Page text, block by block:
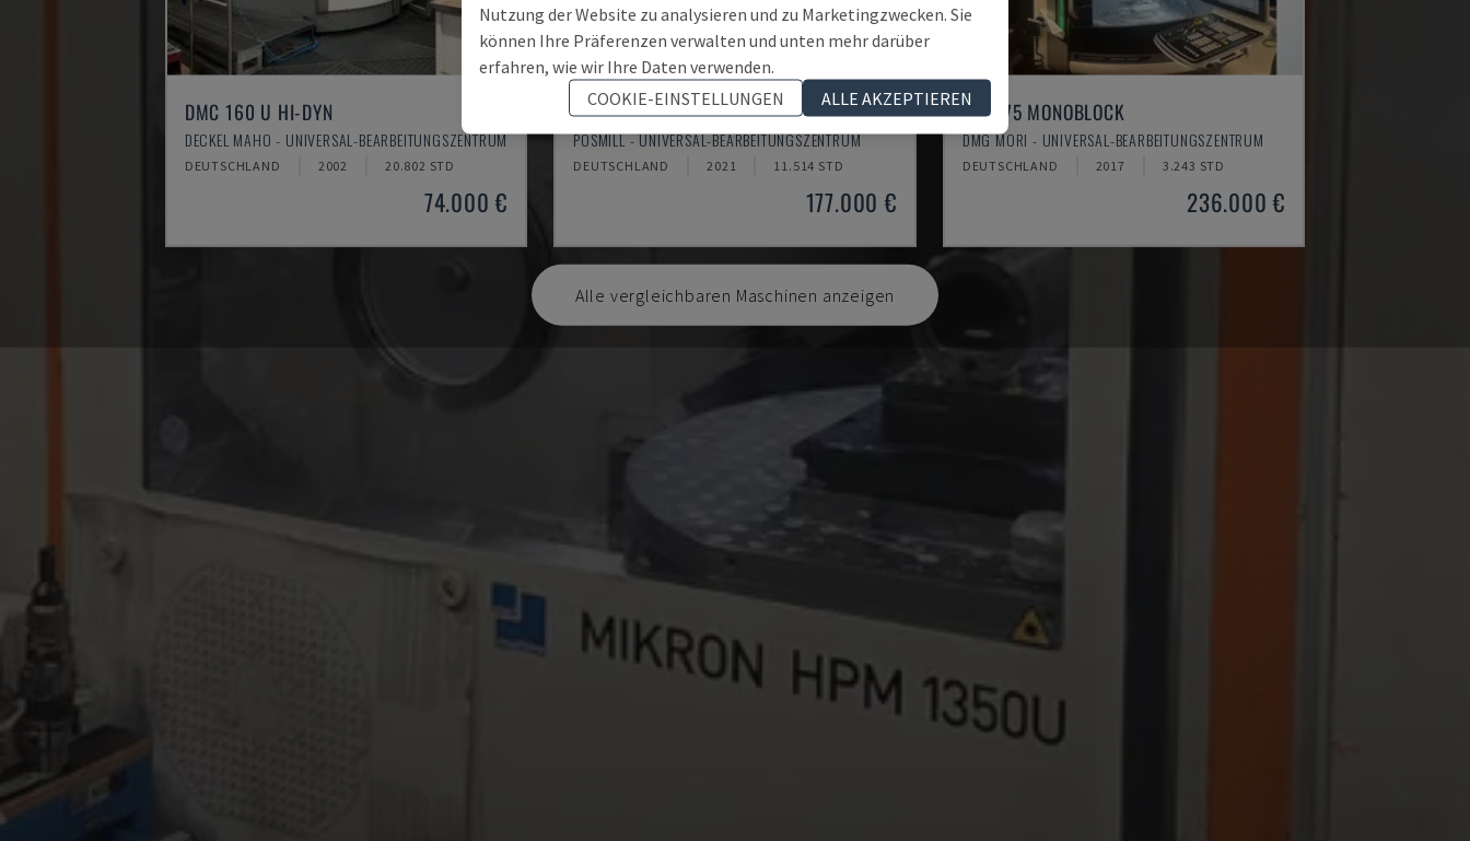
DMC 160 U HI-DYN
DECKEL MAHO - UNIVERSAL-BEARBEITUNGSZENTRUM
DEUTSCHLAND 2002 20.802 STD
74.000 €
H800U
POSMILL - UNIVERSAL-BEARBEITUNGSZENTRUM
DEUTSCHLAND 2021 11.514 STD
177.000 €
DMU 75 MONOBLOCK
DMG MORI - UNIVERSAL-BEARBEITUNGSZENTRUM
DEUTSCHLAND 2017 3.243 STD
236.000 €
Alle vergleichbaren Maschinen anzeigen
Nutzung der Website zu analysieren und zu Marketingzwecken. Sie
können Ihre Präferenzen verwalten und unten mehr darüber
erfahren, wie wir Ihre Daten verwenden.
COOKIE-EINSTELLUNGEN
ALLE AKZEPTIEREN